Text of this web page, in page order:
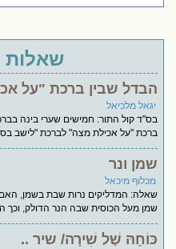
שאלות
הבדל שבין ברכת "על
יגאל מלכיאל
בס"ד קול התור: חמישים שערי בינה
ברכת "על אכילת מצה" לברכת "לישב
שמן ונר
מכלוף מיכאל
שאלה: המדליקים נרות שבת בשמן,
שמן מעל הכוסית שבה הנר הדולק,
כּוֹחָהּ שֶׁל שִׁירָה/ שיר ..